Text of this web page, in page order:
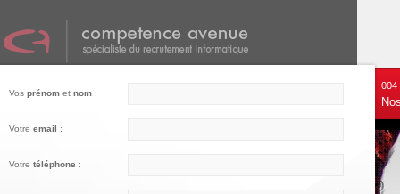
004
Vos prénom et nom :
Votre email :
Votre téléphone :